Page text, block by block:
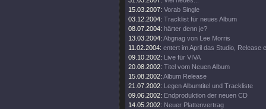
15.03.2007: Vorab Single
03.12.2004: Tracklist für neues Album
08.07.2004: härter denn je?
13.03.2004: Abgnag von Lee Morris
11.02.2004: entert im April das Studio, Release
09.10.2002: Live für VIVA
20.08.2002: Titel vom Neuen Album
15.08.2002: Album Release
21.07.2002: Legen Albumtitel und Trackliste
09.06.2002: Endproduktion der neuen CD
14.05.2002: Neuer Plattenvertrag